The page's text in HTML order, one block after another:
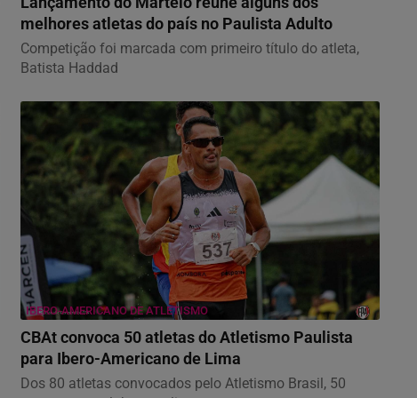
melhores atletas do país no Paulista Adulto
Competição foi marcada com primeiro título do atleta,
Batista Haddad
IBERO-AMERICANO DE ATLETISMO
CBAt convoca 50 atletas do Atletismo Paulista
para Ibero-Americano de Lima
Dos 80 atletas convocados pelo Atletismo Brasil, 50